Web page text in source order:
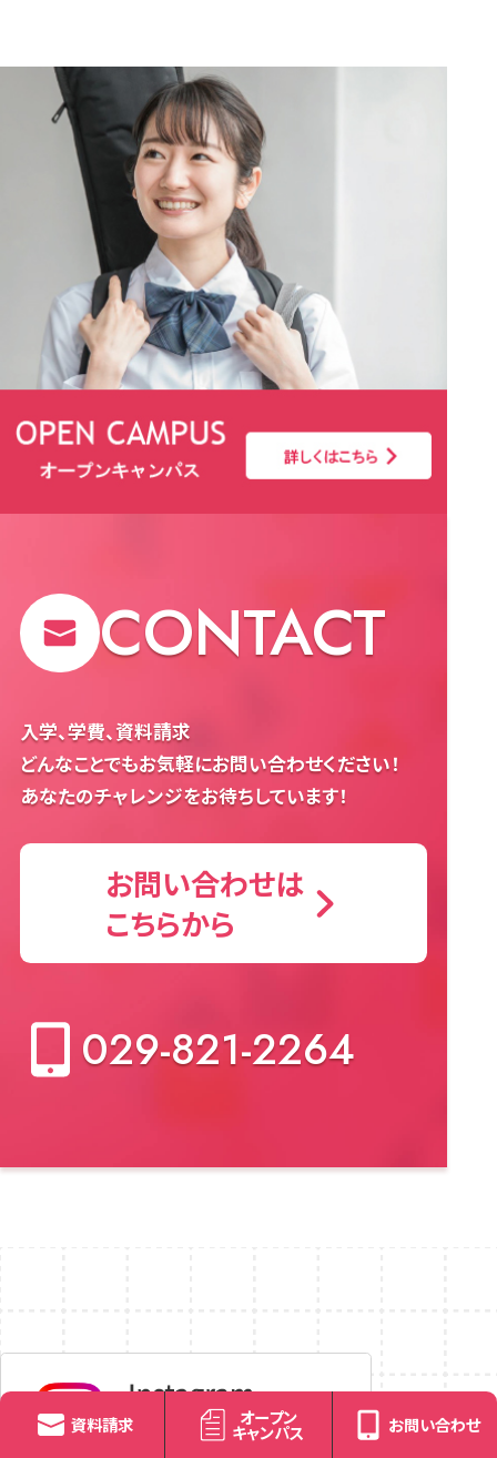
資料請求 オープン
キャンパス お問い合わせ
CONTACT
入学、学費、資料請求
どんなことでもお気軽にお問い合わせください！
あなたのチャレンジをお待ちしています！
お問い合わせは
こちらから
029-821-2264